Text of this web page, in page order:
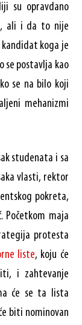
su opravdano
ali i da to nije
kandidat koga je
se postavlja kao
se na bilo koji
mehanizmi
studenata i sa
vlasti, rektor
pokreta,
Početkom maja
protesta
liste, koju će
i zahtevanje
će se ta lista
biti nominovan